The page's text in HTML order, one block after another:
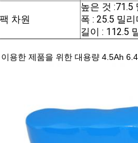
팩 차원
높은 것 :71.5
폭 : 25.5 밀리
길이 : 112.5
용한 제품을 위한 대용량 4.5Ah